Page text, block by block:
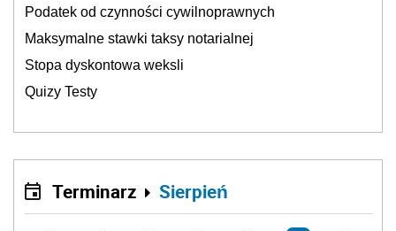
Podatek od czynności cywilnoprawnych
Maksymalne stawki taksy notarialnej
Stopa dyskontowa weksli
Quizy Testy
Terminarz Sierpień